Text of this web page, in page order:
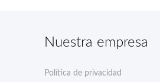
Nuestra empresa
Política de privacidad